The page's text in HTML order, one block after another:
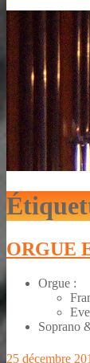
ORGUE
Orgue :
Soprano
25 décembre